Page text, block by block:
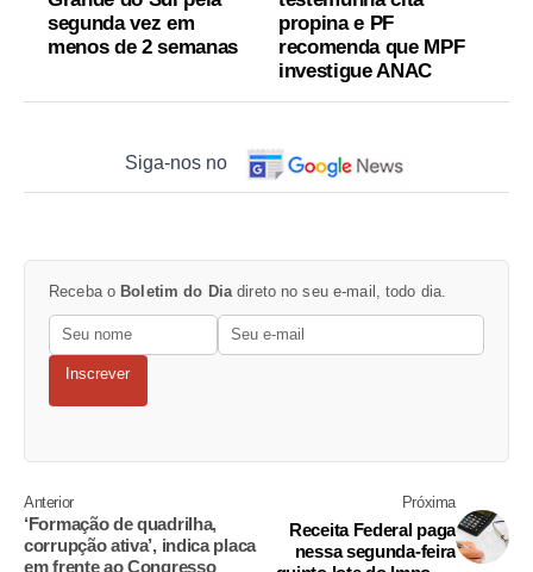
segunda vez em
menos de 2 semanas
propina e PF
recomenda que MPF
investigue ANAC
Siga-nos no
Receba o Boletim do Diadireto no seu e-mail, todo dia.
Inscrever
Anterior
‘Formação de quadrilha,
corrupção ativa’, indica placa
em frente ao Congresso
Próxima
Receita Federal paga
nessa segunda-feira